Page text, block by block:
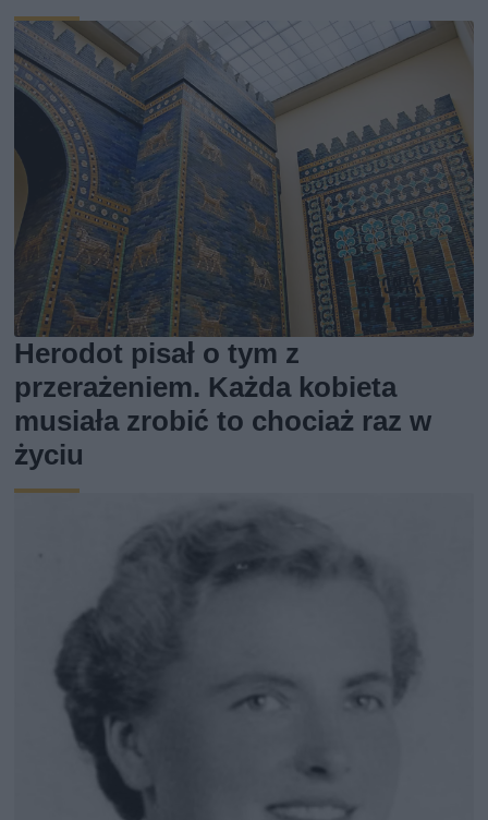
Herodot pisał o tym z
przerażeniem. Każda kobieta
musiała zrobić to chociaż raz w
życiu